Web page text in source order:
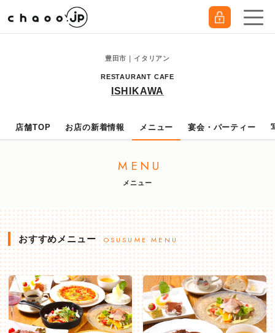
豊田市｜イタリアン
RESTAURANT CAFE
ISHIKAWA
店舗TOP お店の新着情報 メニュー 宴会・パーティー
MENU
メニュー
おすすめメニュー OSUSUME MENU